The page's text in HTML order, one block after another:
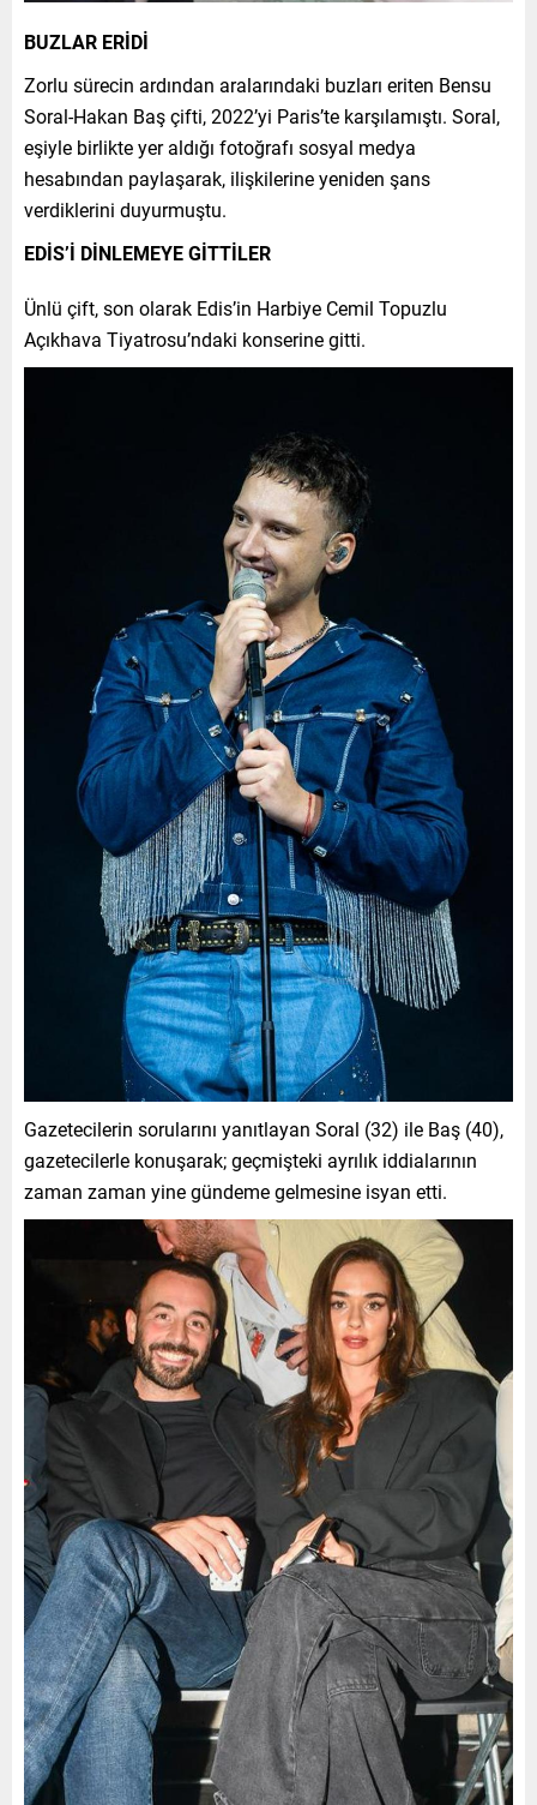
BUZLAR ERİDİ
Zorlu sürecin ardından aralarındaki buzları eriten Bensu
Soral-Hakan Baş çifti, 2022’yi Paris’te karşılamıştı. Soral,
eşiyle birlikte yer aldığı fotoğrafı sosyal medya
hesabından paylaşarak, ilişkilerine yeniden şans
verdiklerini duyurmuştu.
EDİS’İ DİNLEMEYE GİTTİLER
Ünlü çift, son olarak Edis’in Harbiye Cemil Topuzlu
Açıkhava Tiyatrosu’ndaki konserine gitti.
Gazetecilerin sorularını yanıtlayan Soral (32) ile Baş (40),
gazetecilerle konuşarak; geçmişteki ayrılık iddialarının
zaman zaman yine gündeme gelmesine isyan etti.